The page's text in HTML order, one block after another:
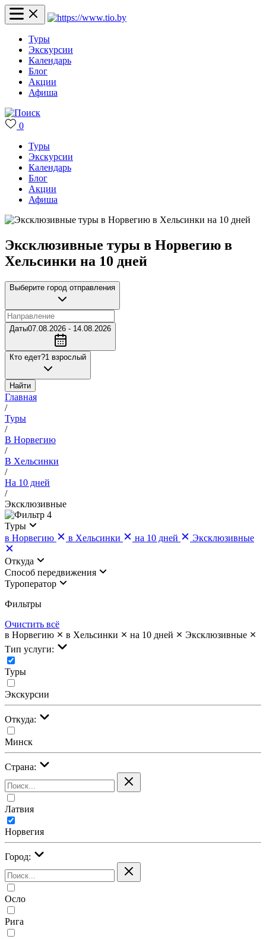
Туры
Экскурсии
Календарь
Блог
Акции
Афиша
0
Туры
Экскурсии
Календарь
Блог
Акции
Афиша
Эксклюзивные туры в Норвегию в
Хельсинки на 10 дней
Выберите город отправления
Даты07.08.2026 - 14.08.2026
Кто едет?1 взрослый
Найти
Главная
/
Туры
/
В Норвегию
/
В Хельсинки
/
На 10 дней
/
Эксклюзивные
4
Туры
в Норвегию
в Хельсинки на 10 дней Эксклюзивные
Откуда
Cпособ передвижения
Туроператор
Фильтры
Очистить всё
в Норвегию
в Хельсинки на 10 дней
Эксклюзивные
Тип услуги:
Туры
Экскурсии
Откуда:
Минск
Страна:
Латвия
Норвегия
Город:
Осло
Рига